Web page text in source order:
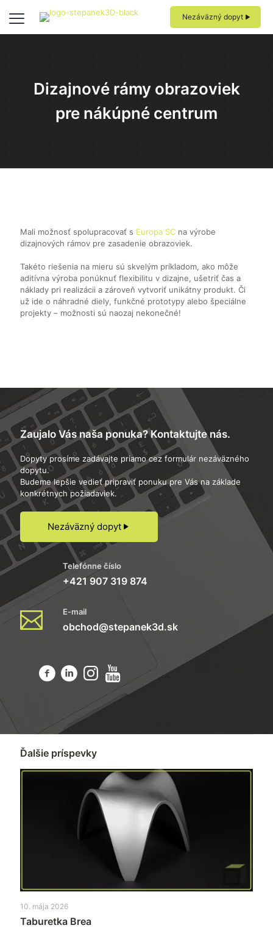
Nezáväzný dopyt
Dizajnové rámy obrazoviek
pre nákúpné centrum
Mali možnosť spolupracovať s Europa SC na výrobe
dizajnových rámov pre zasadenie obrazoviek.
Takéto riešenia na mieru sú skvelým príkladom, ako môže
aditívna výroba ponúknuť flexibilitu v dizajne, ušetriť čas a
náklady pri realizácii a zároveň vytvoriť unikátny produkt. Či
už ide o náhradné diely, funkčné prototypy alebo špeciálne
projekty – možnosti sú naozaj nekonečné!
Zaujalo Vás naša ponuka? Kontaktujte nás.
Dopyty prosíme zadávajte priamo cez formulár nezáväzného
dopytu.
Budeme lepšie vedieť pripraviť ponuku pre Vás na základe
konkrétnych požiadaviek.
Nezáväzný dopyt
Telefónne číslo
+421 907 319 874
E-mail
obchod@stepanek3d.sk
Ďalšie príspevky
10. mája 2026
Taburetka Brea